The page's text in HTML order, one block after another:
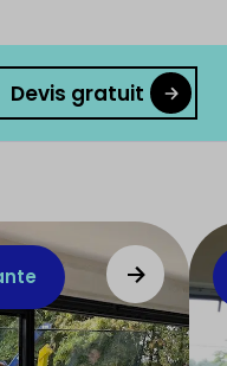
Devis gratuit